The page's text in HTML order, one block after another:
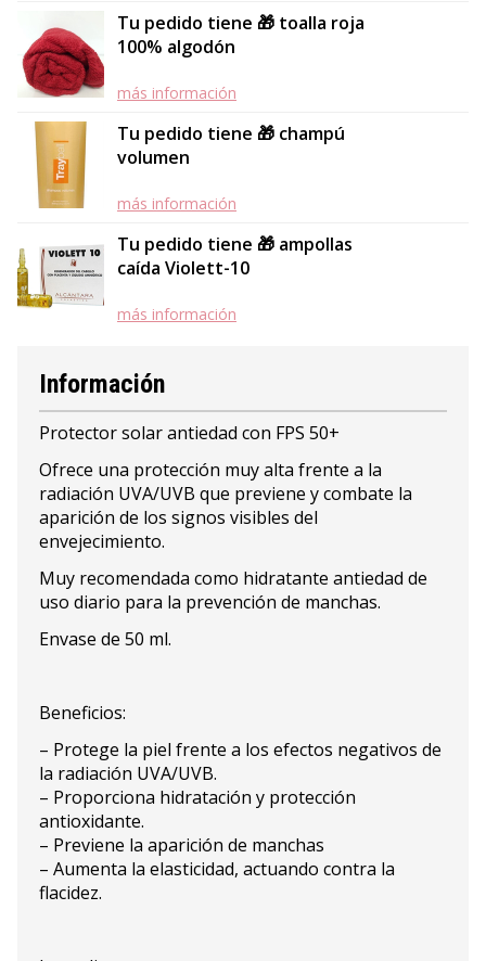
Tu pedido tiene 🎁 toalla roja
100% algodón
más información
Tu pedido tiene 🎁 champú
volumen
más información
Tu pedido tiene 🎁 ampollas
caída Violett-10
más información
Información
Protector solar antiedad con FPS 50+
Ofrece una protección muy alta frente a la
radiación UVA/UVB que previene y combate la
aparición de los signos visibles del
envejecimiento.
Muy recomendada como hidratante antiedad de
uso diario para la prevención de manchas.
Envase de 50 ml.
Beneficios:
– Protege la piel frente a los efectos negativos de
la radiación UVA/UVB.
– Proporciona hidratación y protección
antioxidante.
– Previene la aparición de manchas
– Aumenta la elasticidad, actuando contra la
flacidez.